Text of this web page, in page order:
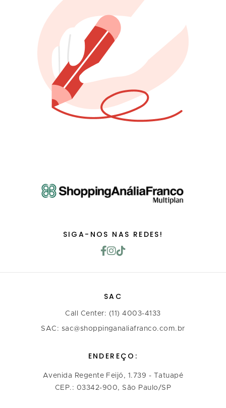
SIGA-NOS NAS REDES!
SAC
Call Center: (11) 4003-4133
SAC: sac@shoppinganaliafranco.com.br
ENDEREÇO:
Avenida Regente Feijó, 1.739 - Tatuapé
CEP.: 03342-900, São Paulo/SP